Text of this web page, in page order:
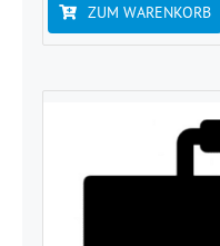
ZUM WARENKORB